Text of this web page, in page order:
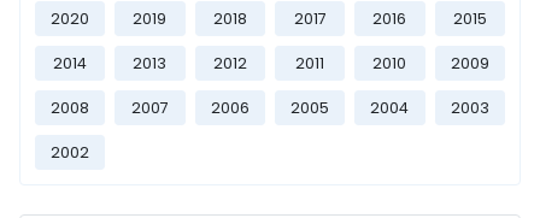
vandaag nog één of meerdere stukjes geschiedenis van
2019 ? Neem contact met ons op en wij zullen ons
best doen om deze uitgifte voor u te bemachtigen.
2020 2019 2018 2017 2016 2015
2014 2013 2012 2011 2010 2009
2008 2007 2006 2005 2004 2003
2002